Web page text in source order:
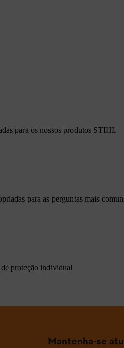
para os nossos produtos STIHL
para as perguntas mais
proteção individual
Mantenha-se